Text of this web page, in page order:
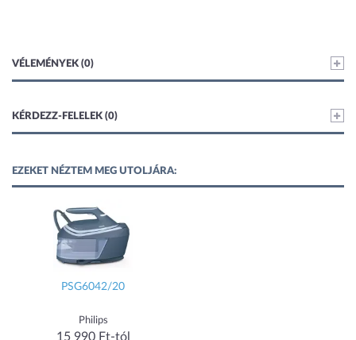
VÉLEMÉNYEK (0)
KÉRDEZZ-FELELEK (0)
EZEKET NÉZTEM MEG UTOLJÁRA:
PSG6042/20
Philips
15 990 Ft-tól